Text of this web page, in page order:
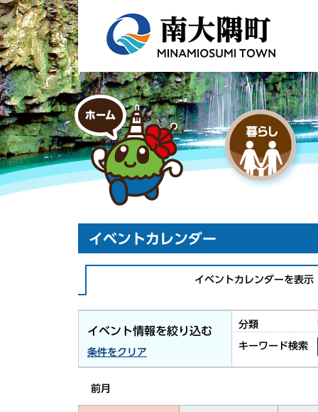
イベントカレンダー
イベントカレンダーを表示
イベント情報を絞り込む
条件をクリア
分類
キーワード検索
前月